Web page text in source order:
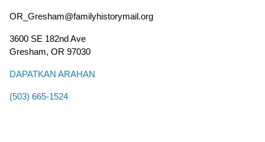
OR_Gresham@familyhistorymail.org
3600 SE 182nd Ave
Gresham, OR 97030
DAPATKAN ARAHAN
(503) 665-1524